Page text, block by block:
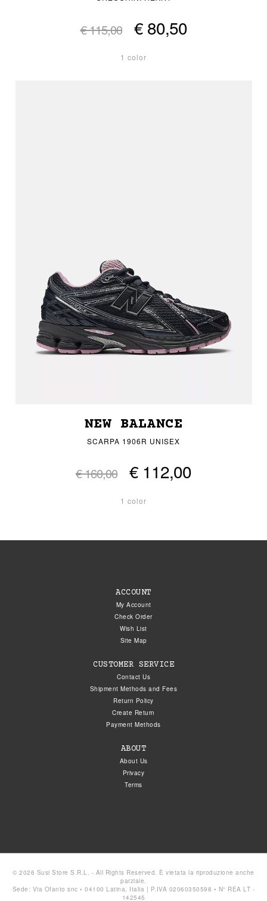
€ 115,00 € 80,50
1 color
NEW BALANCE
SCARPA 1906R UNISEX
€ 160,00 € 112,00
1 color
ACCOUNT
My Account
Check Order
Wish List
Site Map
CUSTOMER SERVICE
Contact Us
Shipment Methods and Fees
Return Policy
Create Return
Payment Methods
ABOUT
About Us
Privacy
Terms
© 2026 Susi Store S.R.L. - All Rights Reserved. È vietata la riproduzione anche
parziale.
Sede: Via Ofanto snc • 04100 Latina, Italia | P.IVA 02060350598 • N° REA LT -
142545